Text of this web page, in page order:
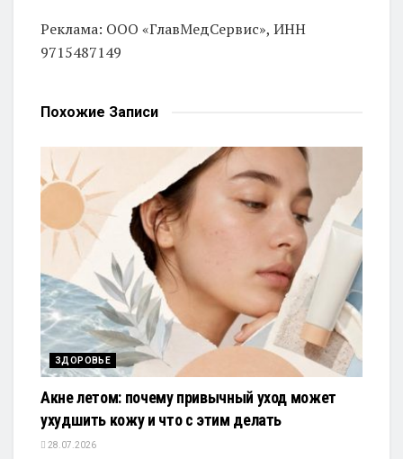
Реклама: ООО «ГлавМедСервис», ИНН
9715487149
Похожие Записи
ЗДОРОВЬЕ
Акне летом: почему привычный уход может
ухудшить кожу и что с этим делать
28.07.2026